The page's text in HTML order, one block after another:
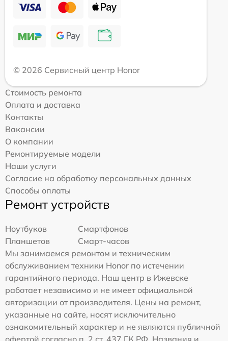
© 2026 Сервисный центр Honor
Стоимость ремонта
Оплата и доставка
Контакты
Вакансии
О компании
Ремонтируемые модели
Наши услуги
Согласие на обработку персональных данных
Способы оплаты
Ремонт устройств
Ноутбуков
Смартфонов
Планшетов
Смарт-часов
Мы занимаемся ремонтом и техническим
обслуживанием техники Honor по истечении
гарантийного периода. Наш центр в Ижевске
работает независимо и не имеет официальной
авторизации от производителя. Цены на ремонт,
указанные на сайте, носят исключительно
ознакомительный характер и не являются публичной